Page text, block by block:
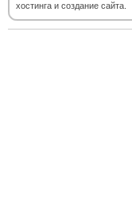
хостинга и создание сайта.